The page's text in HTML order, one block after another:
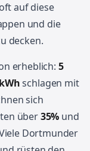
auf diese
und die
decken.
erheblich: 5
schlagen mit
sich
über35% und
Dortmunder